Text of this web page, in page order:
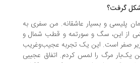
و بسیار عاشقانه. من سفری به
سگ و سورتمه و قطب شمال و
است. این یک تجربه‌ عجیب‌وغریب
مرگ را لمس کردم. اتفاق عجیبی